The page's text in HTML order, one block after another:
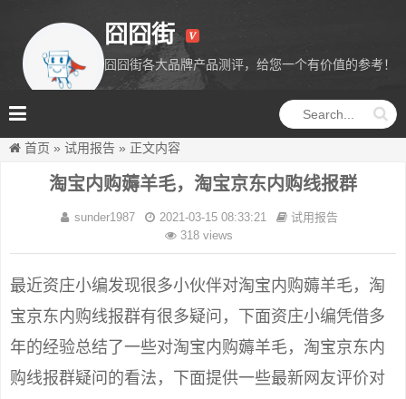
囧囧街
囧囧街各大品牌产品测评，给您一个有价值的参考！
首页 » 试用报告 » 正文内容
淘宝内购薅羊毛，淘宝京东内购线报群
sunder1987 2021-03-15 08:33:21
试用报告
318 views
最近资庄小编发现很多小伙伴对淘宝内购薅羊毛，淘
宝京东内购线报群有很多疑问，下面资庄小编凭借多
年的经验总结了一些对淘宝内购薅羊毛，淘宝京东内
购线报群疑问的看法，下面提供一些最新网友评价对